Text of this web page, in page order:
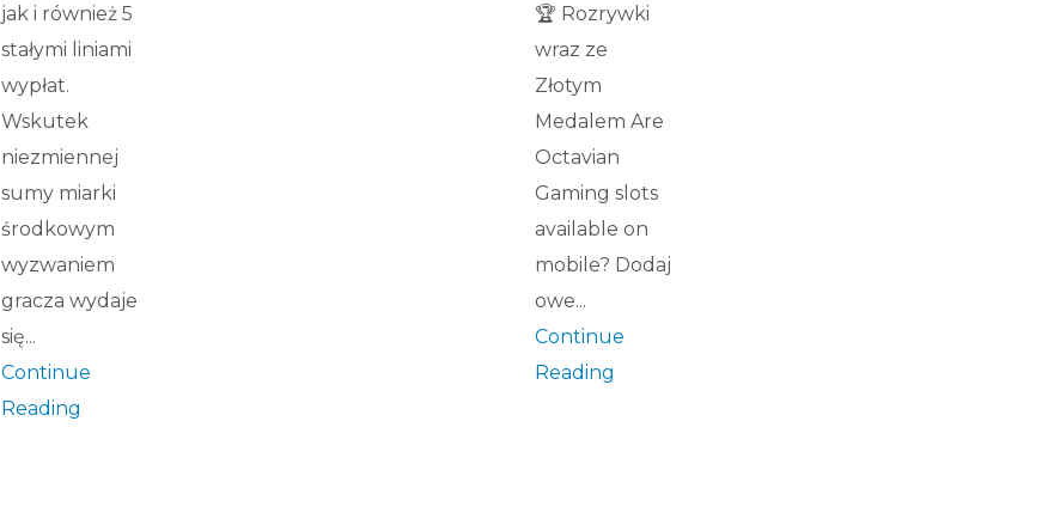
jak i również 5
stałymi liniami
wypłat.
Wskutek
niezmiennej
sumy miarki
środkowym
wyzwaniem
gracza wydaje
się...
Continue
Reading
🏆 Rozrywki
wraz ze
Złotym
Medalem Are
Octavian
Gaming slots
available on
mobile? Dodaj
owe...
Continue
Reading